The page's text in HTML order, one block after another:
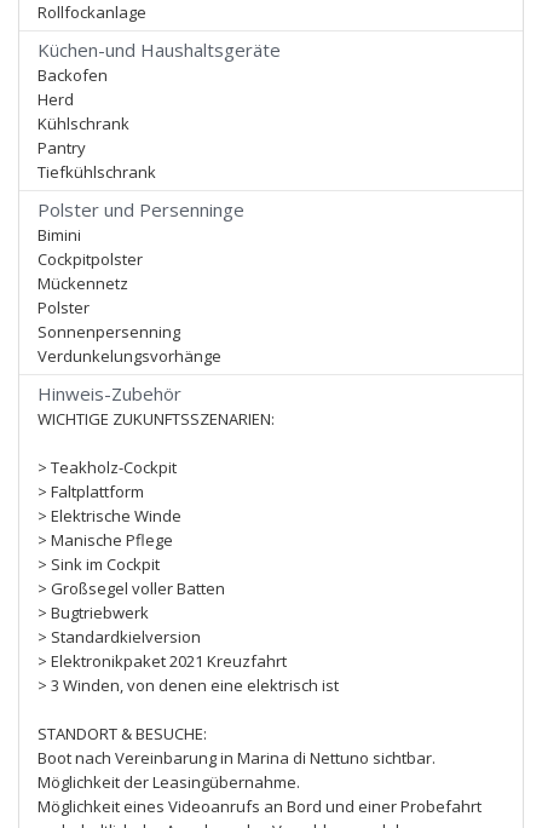
Rollfockanlage
Küchen-und Haushaltsgeräte
Backofen
Herd
Kühlschrank
Pantry
Tiefkühlschrank
Polster und Persenninge
Bimini
Cockpitpolster
Mückennetz
Polster
Sonnenpersenning
Verdunkelungsvorhänge
Hinweis-Zubehör
WICHTIGE ZUKUNFTSSZENARIEN:
> Teakholz-Cockpit
> Faltplattform
> Elektrische Winde
> Manische Pflege
> Sink im Cockpit
> Großsegel voller Batten
> Bugtriebwerk
> Standardkielversion
> Elektronikpaket 2021 Kreuzfahrt
> 3 Winden, von denen eine elektrisch ist
STANDORT & BESUCHE:
Boot nach Vereinbarung in Marina di Nettuno sichtbar.
Möglichkeit der Leasingübernahme.
Möglichkeit eines Videoanrufs an Bord und einer Probefahrt